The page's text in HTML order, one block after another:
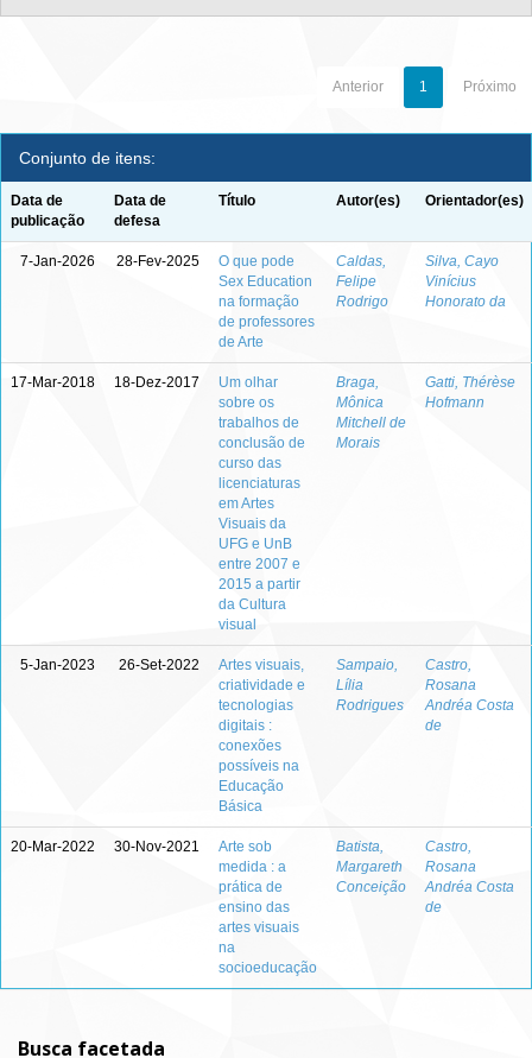
Anterior 1 Próximo
Conjunto de itens:
Data de
publicação
Data de
defesa
Título Autor(es) Orientador(es)
7-Jan-2026 28-Fev-2025
O que pode
Sex Education
na formação
de professores
de Arte
Caldas,
Felipe
Rodrigo
Silva, Cayo
Vinícius
Honorato da
17-Mar-2018 18-Dez-2017
Um olhar
sobre os
trabalhos de
conclusão de
curso das
licenciaturas
em Artes
Visuais da
UFG e UnB
entre 2007 e
2015 a partir
da Cultura
visual
Braga,
Mônica
Mitchell de
Morais
Gatti, Thérèse
Hofmann
5-Jan-2023 26-Set-2022
Artes visuais,
criatividade e
tecnologias
digitais :
conexões
possíveis na
Educação
Básica
Sampaio,
Lília
Rodrigues
Castro,
Rosana
Andréa Costa
de
20-Mar-2022 30-Nov-2021
Arte sob
medida : a
prática de
ensino das
artes visuais
na
socioeducação
Batista,
Margareth
Conceição
Castro,
Rosana
Andréa Costa
de
Busca facetada